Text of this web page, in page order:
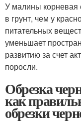
У малины корневая
в грунт, чем у
питательных
уменьшает
развитию за счет
поросли.
Обрезка
как
обрезки